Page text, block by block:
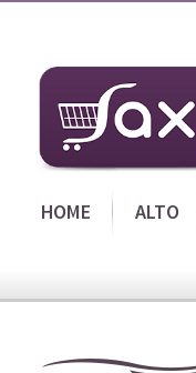
HOME ALTO